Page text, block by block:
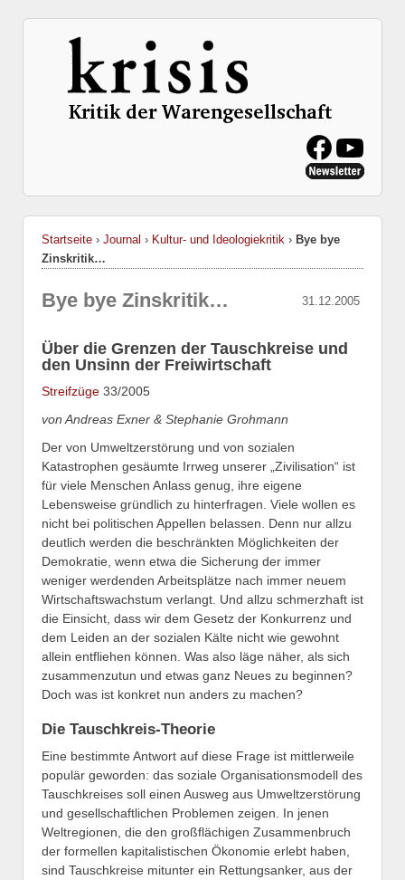
Startseite › Journal › Kultur- und Ideologiekritik › Bye bye
Zinskritik…
31.12.2005
Bye bye Zinskritik…
Über die Grenzen der Tauschkreise und
den Unsinn der Freiwirtschaft
Streifzüge 33/2005
von Andreas Exner & Stephanie Grohmann
Der von Umweltzerstörung und von sozialen
Katastrophen gesäumte Irrweg unserer „Zivilisation“ ist
für viele Menschen Anlass genug, ihre eigene
Lebensweise gründlich zu hinterfragen. Viele wollen es
nicht bei politischen Appellen belassen. Denn nur allzu
deutlich werden die beschränkten Möglichkeiten der
Demokratie, wenn etwa die Sicherung der immer
weniger werdenden Arbeitsplätze nach immer neuem
Wirtschaftswachstum verlangt. Und allzu schmerzhaft ist
die Einsicht, dass wir dem Gesetz der Konkurrenz und
dem Leiden an der sozialen Kälte nicht wie gewohnt
allein entfliehen können. Was also läge näher, als sich
zusammenzutun und etwas ganz Neues zu beginnen?
Doch was ist konkret nun anders zu machen?
Die Tauschkreis-Theorie
Eine bestimmte Antwort auf diese Frage ist mittlerweile
populär geworden: das soziale Organisationsmodell des
Tauschkreises soll einen Ausweg aus Umweltzerstörung
und gesellschaftlichen Problemen zeigen. In jenen
Weltregionen, die den großflächigen Zusammenbruch
der formellen kapitalistischen Ökonomie erlebt haben,
sind Tauschkreise mitunter ein Rettungsanker, aus der